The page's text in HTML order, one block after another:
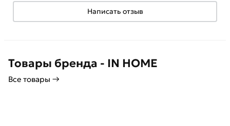
Написать отзыв
Товары бренда - IN HOME
Все товары →